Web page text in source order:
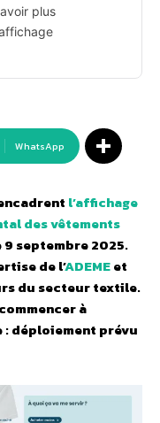
plus
WhatsApp
l’affichage
des vêtements
septembre 2025.
de l’ADEMEet
du secteur textile.
à
: déploiement prévu